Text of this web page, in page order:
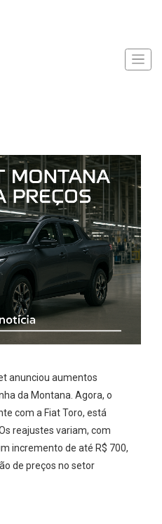
Tem
anunciou aumentos
da Montana. Agora, o
com a Fiat Toro, está
reajustes variam, com
incremento de até R$ 700,
de preços no setor